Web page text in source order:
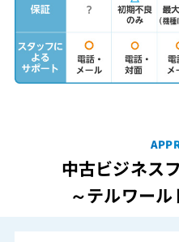
中古ビジネス
～テルワー